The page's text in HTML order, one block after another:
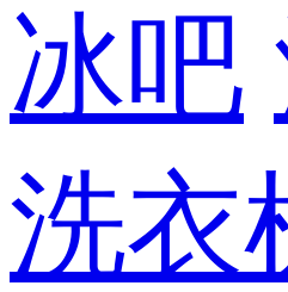
冰吧
洗衣